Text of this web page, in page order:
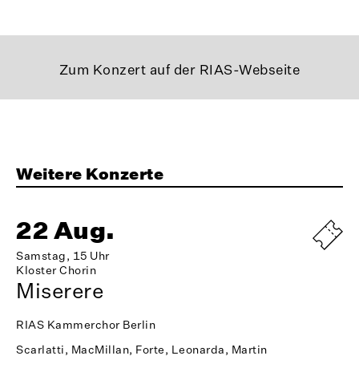
Zum Konzert auf der RIAS-Webseite
Weitere Konzerte
22 Aug.
Samstag, 15 Uhr
Kloster Chorin
Miserere
RIAS Kammerchor Berlin
Scarlatti, MacMillan, Forte, Leonarda, Martin